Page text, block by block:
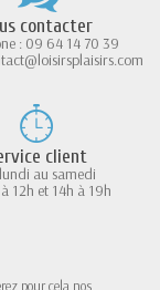
contacter
: 09 64 14 70 39
client
au samedi
12h et 14h à 19h
pour cela nos